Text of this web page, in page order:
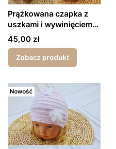
Prążkowana czapka z
uszkami i wywinięciem
kokardki
Cena
45,00 zł
Zobacz produkt
Nowość